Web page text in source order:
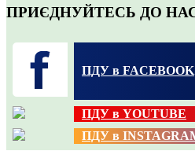
ПРИЄДНУЙТЕСЬ ДО
ПДУ в FACEBOOK
ПДУ в YOUTUBE
ПДУ в